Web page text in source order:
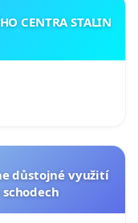
CENTRA STALIN
důstojné využití